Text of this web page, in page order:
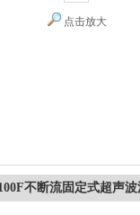
点击放大
不断流固定式超声